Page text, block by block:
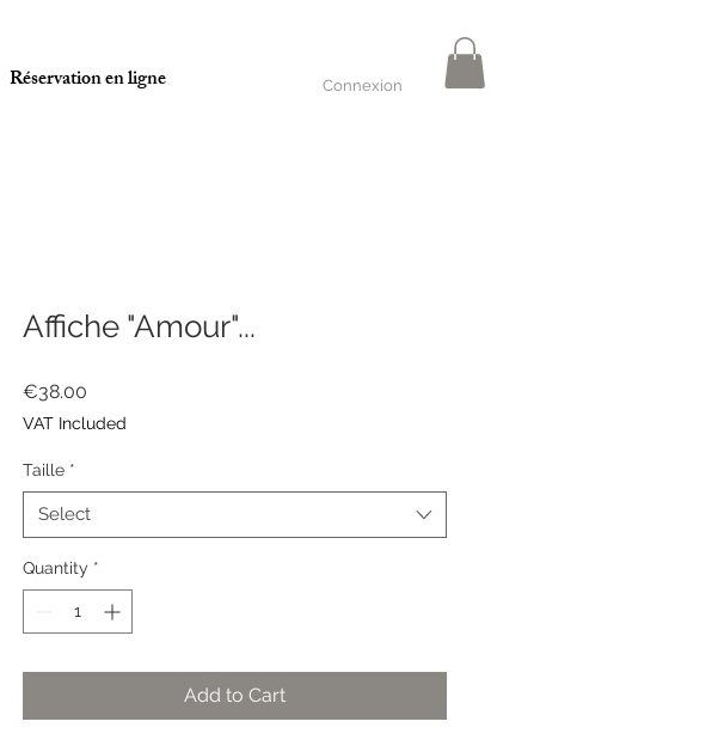
Réservation en ligne Connexion
Affiche "Amour"...
€38.00
VAT Included
Taille *
Select
Quantity *
Add to Cart